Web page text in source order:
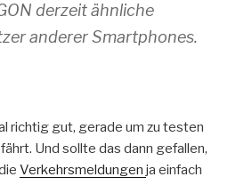
derzeit ähnliche
anderer Smartphones.
richtig gut, gerade um zu testen
Und sollte das dann gefallen,
Verkehrsmeldungen ja einfach